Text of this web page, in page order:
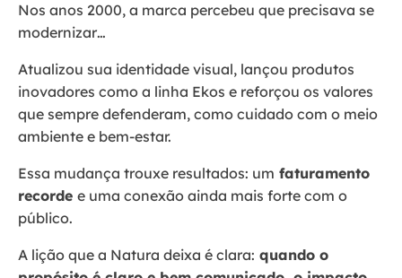
Nos anos 2000, a marca percebeu que precisava se
modernizar…
Atualizou sua identidade visual, lançou produtos
inovadores como a linha Ekos e reforçou os valores
que sempre defenderam, como cuidado com o meio
ambiente e bem-estar.
Essa mudança trouxe resultados: um faturamento
recorde e uma conexão ainda mais forte com o
público.
A lição que a Natura deixa é clara: quando o